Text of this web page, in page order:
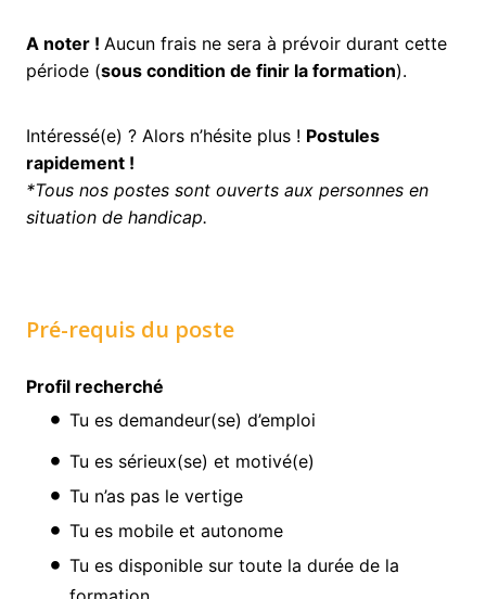
A noter ! Aucun frais ne sera à prévoir durant cette
période (sous condition de finir la formation).
Intéressé(e) ? Alors n’hésite plus ! Postules
rapidement !
*Tous nos postes sont ouverts aux personnes en
situation de handicap.
Pré-requis du poste
Profil recherché
Tu es demandeur(se) d’emploi
Tu es sérieux(se) et motivé(e)
Tu n’as pas le vertige
Tu es mobile et autonome
Tu es disponible sur toute la durée de la